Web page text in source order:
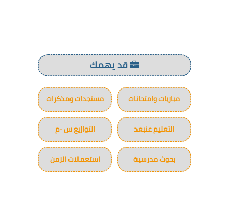
قد يهمك
مباريات وامتحانات مستجدات ومذكرات
التعليم عنبعد التوازيع س -م
بحوث مدرسية استعمالات الزمن